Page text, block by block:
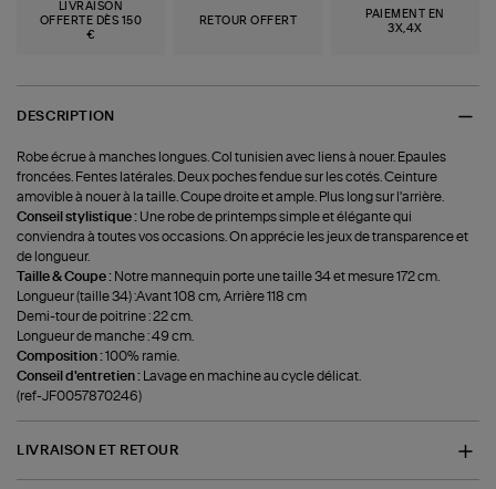
LIVRAISON
OFFERTE DÈS 150
€
RETOUR OFFERT
PAIEMENT EN
3X,4X
DESCRIPTION
Robe écrue à manches longues. Col tunisien avec liens à nouer. Epaules
froncées. Fentes latérales. Deux poches fendue sur les cotés. Ceinture
amovible à nouer à la taille. Coupe droite et ample. Plus long sur l'arrière.
Conseil stylistique : Une robe de printemps simple et élégante qui
conviendra à toutes vos occasions. On apprécie les jeux de transparence et
de longueur.
Taille & Coupe : Notre mannequin porte une taille 34 et mesure 172 cm.
Longueur (taille 34) :Avant 108 cm, Arrière 118 cm
Demi-tour de poitrine : 22 cm.
Longueur de manche : 49 cm.
Composition :100% ramie.
Conseil d'entretien :
Lavage en machine au cycle délicat.
(ref-JF0057870246)
LIVRAISON ET RETOUR